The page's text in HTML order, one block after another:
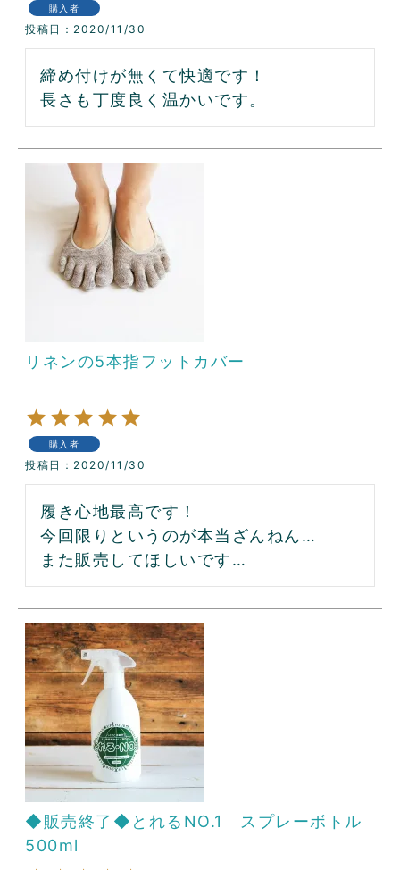
購入者
投稿日 2020/11/30
締め付けが無くて快適です！
長さも丁度良く温かいです。
リネンの5本指フットカバー
購入者
投稿日 2020/11/30
履き心地最高です！
今回限りというのが本当ざんねん…
また販売してほしいです…
◆販売終了◆とれるNO.1 スプレーボトル
500ml